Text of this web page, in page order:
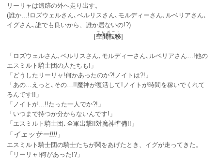
リーリャは遺跡の外へ走り出す。
(誰か…!ロズウェルさん､ベルリスさん､モルディーさん､ルベリアさん､
イグさん､誰でも良いから、誰か居ないの!?)
[空間転移
テレポート
]
「ロズウェルさん､ベルリスさん､モルディーさん､ルベリアさん…!他の
エスミルト騎士団の人たちも!」
「どうしたリーリャ!何かあったのか?!ノイトは?!」
「あの…えっと､その…!!魔神が復活して!ノイトが時間を稼いでくれて
るんです!!」
「ノイトが…!!たった一人でか?!」
「いつまで持つか分からないんです!」
「エスミルト騎士団､全軍出撃!!対魔神準備!!」
「 イェッサー!!!! 」
エスミルト騎士団の騎士たちが鬨をあげたとき、イグが走ってきた。
「リーリャ!何があった!?」